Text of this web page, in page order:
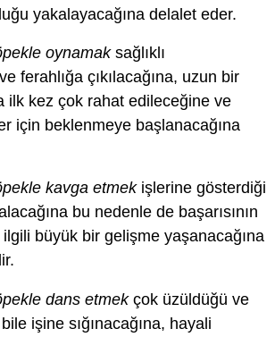
yakalayacağına delalet eder.
oynamaksağlıklı
ferahlığa çıkılacağına, uzun bir
ilk kez çok rahat edileceğine ve
için beklenmeye başlanacağına
kavga etmekişlerine gösterdiği
bu nedenle de başarısının
büyük bir gelişme yaşanacağına
dans etmekçok üzüldüğü ve
bile işine sığınacağına, hayali